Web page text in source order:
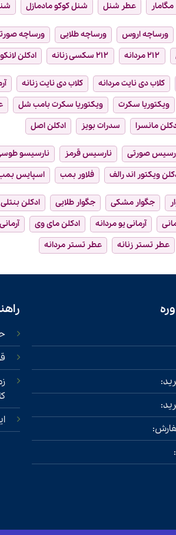
مگامار عطر شنل شنل کوکو مادمازل
ورساچه اروس ورساچه طلایی ورساچه
۲۱۲ مردانه ۲۱۲ سکسی زنانه ادکلن
کلاب دی نایت مردانه کلاب دی نایت زنانه
ویکتوریا سکرت ویکتوریا سکرت بامب شل
مانسرا سدرات بویز ادکلن اصل
صورتی نارسیس قرمز نارسیسو
ویکتور اند رالف فلاور بمب اسپایس
جگوار مشکی جگوار طلایی ادکلن بنتلی
آرمانی یو مردانه ادکلن مای وی
عطر تستر زنانه عطر تستر مردانه